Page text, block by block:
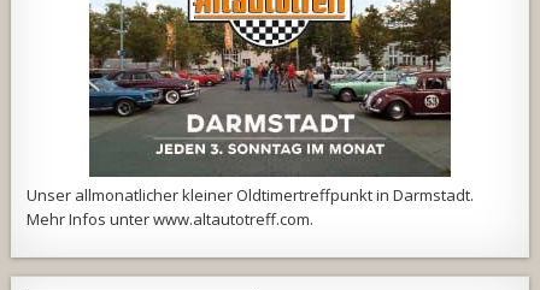
Unser allmonatlicher kleiner Oldtimertreffpunkt in Darmstadt.
Mehr Infos unterwww.altautotreff.com.